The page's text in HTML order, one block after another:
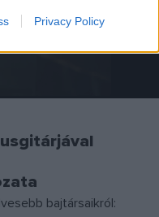
Privacy Policy
bajtársaikról: